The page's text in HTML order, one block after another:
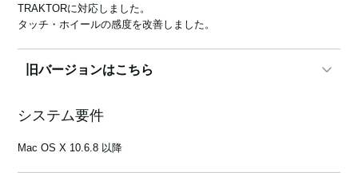
Location
About KORG
TRAKTORに対応しました。
タッチ・ホイールの感度を改善しました。
旧バージョンはこちら
1.0.5
オーディオレスモードでSerato DJ/DJ Intro以外のDJソフトを操作で
システム要件
Mac OS X 10.6.8 以降